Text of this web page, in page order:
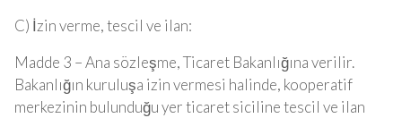
C) İzin verme, tescil ve ilan:
Madde 3 – Ana sözleşme, Ticaret Bakanlığına verilir.
Bakanlığın kuruluşa izin vermesi halinde, kooperatif
merkezinin bulunduğu yer ticaret siciline tescil ve ilan